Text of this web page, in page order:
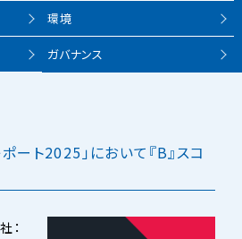
環境
ガバナンス
ート2025」において『B』スコ
：